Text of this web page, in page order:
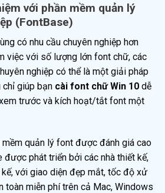
với phần mềm quản lý
(FontBase)
có nhu cầu chuyên nghiệp hơn
việc với số lượng lớn font chữ, các
nghiệp có thể là một giải pháp
chỉ giúp bạn cài font chữ Win 10 dễ
trước và kích hoạt/tắt font một
quản lý font được đánh giá cao
được phát triển bởi các nhà thiết kế,
kế, với giao diện đẹp mắt, tốc độ xử
toàn miễn phí trên cả Mac, Windows